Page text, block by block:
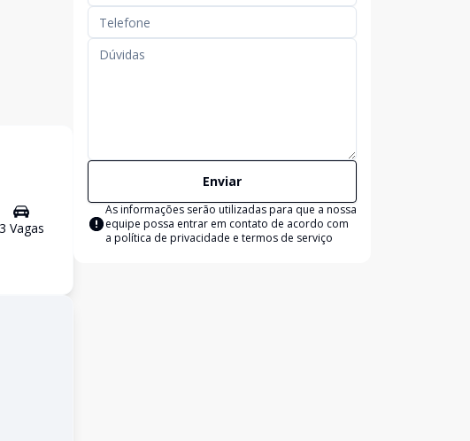
3 Vagas
Enviar
As informações serão utilizadas para que a nossa
equipe possa entrar em contato de acordo com
a política de privacidade e termos de serviço